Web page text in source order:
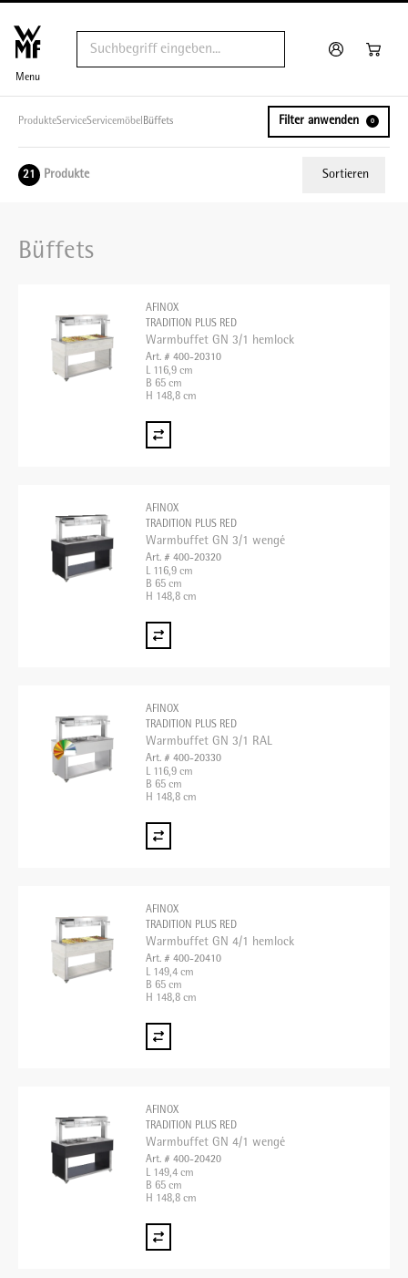
Menu
ProdukteServiceServicemöbel Büffets Filter anwenden 0
21 Produkte Sortieren
Büffets
AFINOX
TRADITION PLUS RED
Warmbuffet GN 3/1 hemlock
Art. # 400-20310
L 116,9 cm
B 65 cm
H 148,8 cm
AFINOX
TRADITION PLUS RED
Warmbuffet GN 3/1 wengé
Art. # 400-20320
L 116,9 cm
B 65 cm
H 148,8 cm
AFINOX
TRADITION PLUS RED
Warmbuffet GN 3/1 RAL
Art. # 400-20330
L 116,9 cm
B 65 cm
H 148,8 cm
AFINOX
TRADITION PLUS RED
Warmbuffet GN 4/1 hemlock
Art. # 400-20410
L 149,4 cm
B 65 cm
H 148,8 cm
AFINOX
TRADITION PLUS RED
Warmbuffet GN 4/1 wengé
Art. # 400-20420
L 149,4 cm
B 65 cm
H 148,8 cm